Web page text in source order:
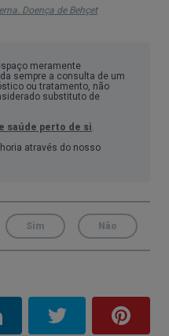
Doença de Behçet
meramente
sempre a consulta de um
ou tratamento, não
substituto de
saúde perto de si.
através do nosso
Sim Não